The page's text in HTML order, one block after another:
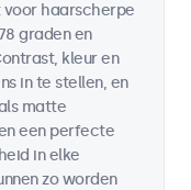
voor haarscherpe
graden en
kleur en
in te stellen, en
matte
een perfecte
in elke
zo worden